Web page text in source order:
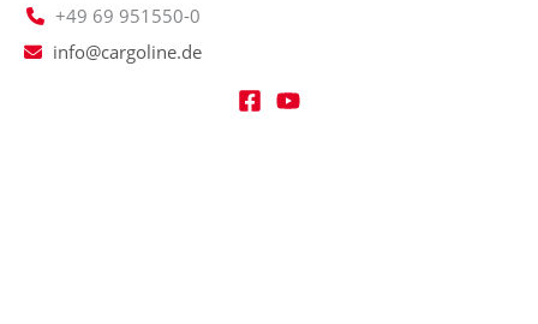
+49 69 951550-0
info@cargoline.de